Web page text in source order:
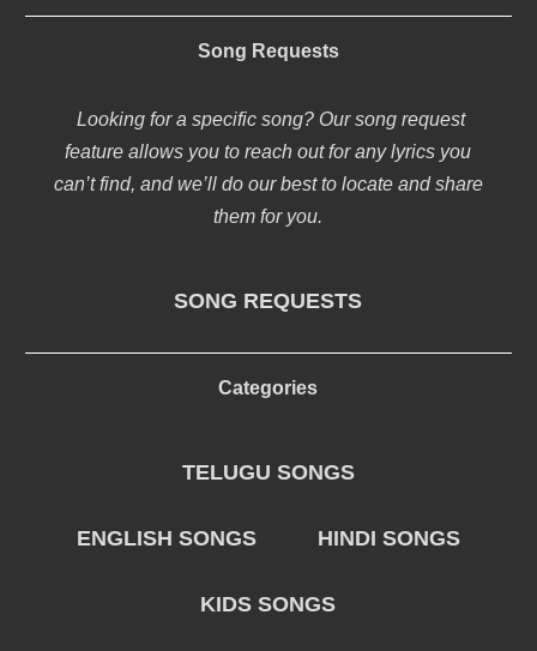
Song Requests
Looking for a specific song? Our song request
feature allows you to reach out for any lyrics you
can’t find, and we’ll do our best to locate and share
them for you.
SONG REQUESTS
Categories
TELUGU SONGS
ENGLISH SONGS HINDI SONGS
KIDS SONGS